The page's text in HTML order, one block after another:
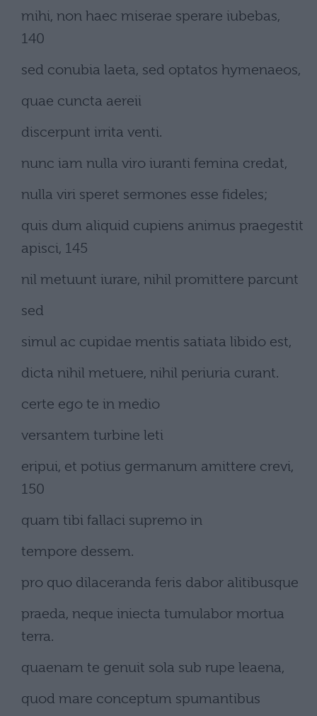
mihi, non haec miserae sperare iubebas,
140
sed conubia laeta, sed optatos hymenaeos,
quae cuncta aereii
discerpunt irrita venti.
nunc iam nulla viro iuranti femina credat,
nulla viri speret sermones esse fideles;
quis dum aliquid cupiens animus praegestit
apisci, 145
nil metuunt iurare, nihil promittere parcunt
sed
simul ac cupidae mentis satiata libido est,
dicta nihil metuere, nihil periuria curant.
certe ego te in medio
versantem turbine leti
eripui, et potius germanum amittere crevi,
150
quam tibi fallaci supremo in
tempore dessem.
pro quo dilaceranda feris dabor alitibusque
praeda, neque iniecta tumulabor mortua
terra.
quaenam te genuit sola sub rupe leaena,
quod mare conceptum spumantibus